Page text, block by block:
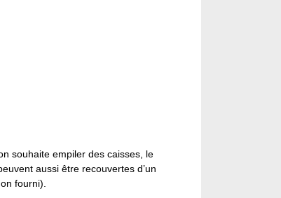
souhaite empiler des caisses, le
aussi être recouvertes d’un
fourni).